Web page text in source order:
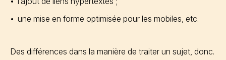
une mise en forme optimisée pour les mobiles, etc.
Des différences dans la manière de traiter un sujet, donc.